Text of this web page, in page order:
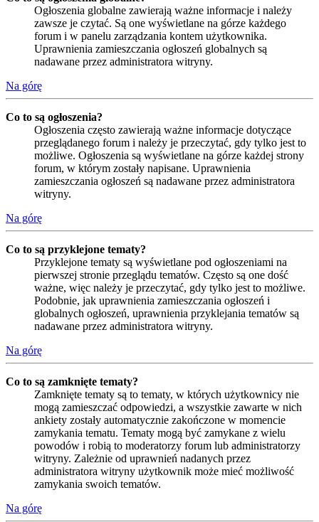
Ogłoszenia globalne zawierają ważne informacje i należy
zawsze je czytać. Są one wyświetlane na górze każdego
forum i w panelu zarządzania kontem użytkownika.
Uprawnienia zamieszczania ogłoszeń globalnych są
nadawane przez administratora witryny.
Na górę
Co to są ogłoszenia?
Ogłoszenia często zawierają ważne informacje dotyczące
przeglądanego forum i należy je przeczytać, gdy tylko jest to
możliwe. Ogłoszenia są wyświetlane na górze każdej strony
forum, w którym zostały napisane. Uprawnienia
zamieszczania ogłoszeń są nadawane przez administratora
witryny.
Na górę
Co to są przyklejone tematy?
Przyklejone tematy są wyświetlane pod ogłoszeniami na
pierwszej stronie przeglądu tematów. Często są one dość
ważne, więc należy je przeczytać, gdy tylko jest to możliwe.
Podobnie, jak uprawnienia zamieszczania ogłoszeń i
globalnych ogłoszeń, uprawnienia przyklejania tematów są
nadawane przez administratora witryny.
Na górę
Co to są zamknięte tematy?
Zamknięte tematy są to tematy, w których użytkownicy nie
mogą zamieszczać odpowiedzi, a wszystkie zawarte w nich
ankiety zostały automatycznie zakończone w momencie
zamykania tematu. Tematy mogą być zamykane z wielu
powodów i robią to moderatorzy forum lub administratorzy
witryny. Zależnie od uprawnień nadanych przez
administratora witryny użytkownik może mieć możliwość
zamykania swoich tematów.
Na górę